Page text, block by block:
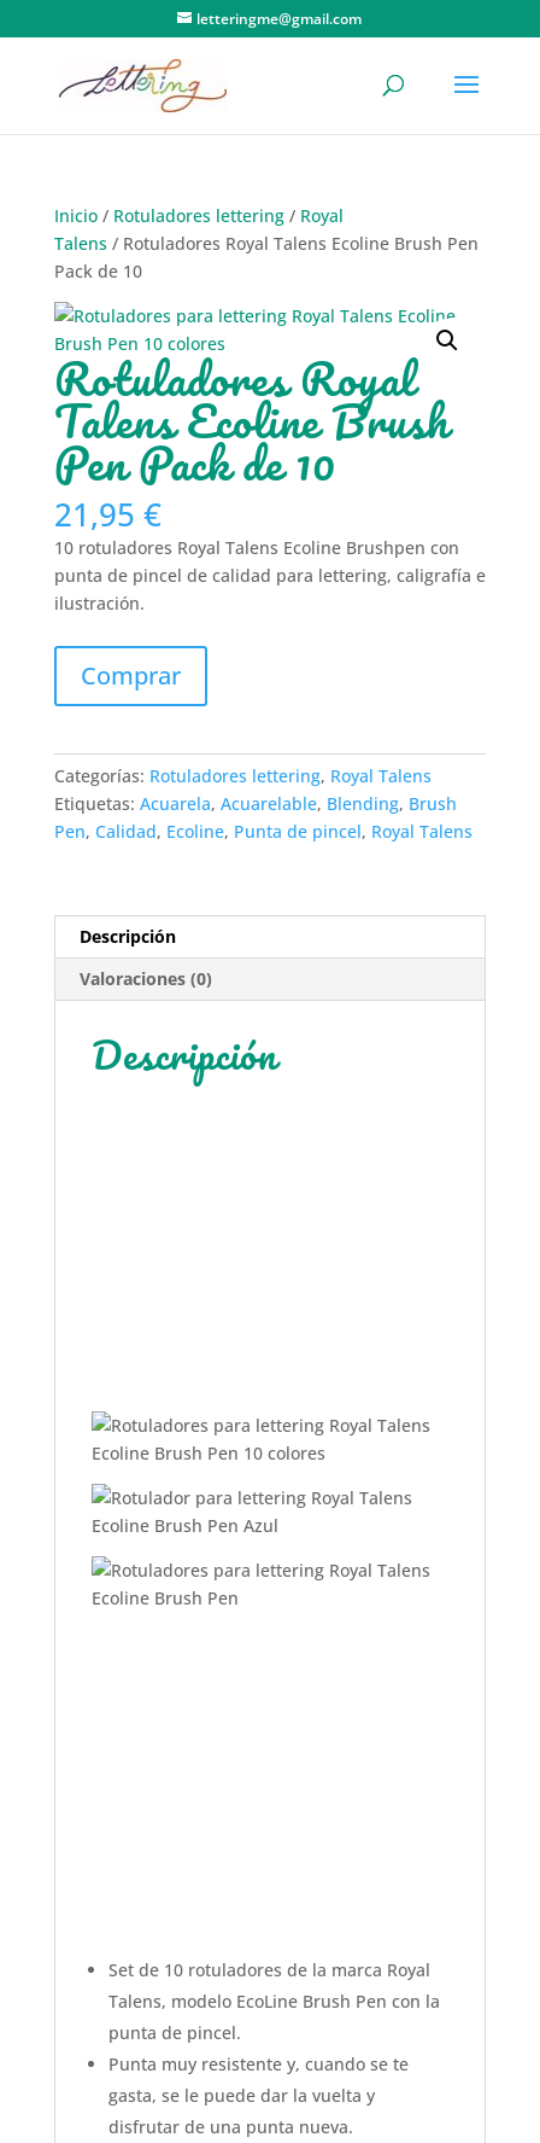
letteringme@gmail.com
Inicio/ Rotuladores lettering/ Royal
Talens/ Rotuladores Royal Talens Ecoline Brush Pen
Pack de 10
Rotuladores Royal
Talens Ecoline Brush
Pen Pack de 10
21,95 €
10 rotuladores Royal Talens Ecoline Brushpen con
punta de pincel de calidad para lettering, caligrafía e
ilustración.
Comprar
Categorías: Rotuladores lettering, Royal Talens
Etiquetas: Acuarela, Acuarelable, Blending, Brush
Pen, Calidad, Ecoline, Punta de pincel, Royal Talens
Descripción
Valoraciones (0)
Descripción
Set de 10 rotuladores de la marca Royal
Talens, modelo EcoLine Brush Pen con la
punta de pincel.
Punta muy resistente y, cuando se te
gasta, se le puede dar la vuelta y
disfrutar de una punta nueva.